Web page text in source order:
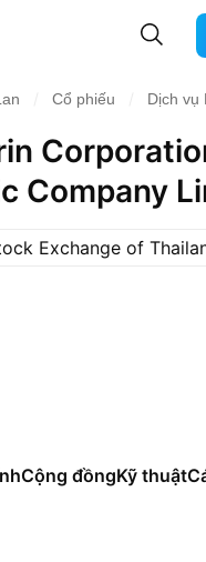
Cổ phiếu Dịch vụ
Company
Exchange of
Cộng đồngKỹ thuật